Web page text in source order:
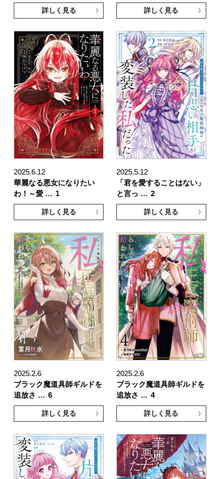
詳しく見る 詳しく見る
2025.6.12
華麗なる悪女になりたい
わ！～愛 … 1
詳しく見る
2025.5.12
「君を愛することはない」
と言っ … 2
詳しく見る
2025.2.6
ブラック魔道具師ギルドを
追放さ … 6
詳しく見る
2025.2.6
ブラック魔道具師ギルドを
追放さ … 4
詳しく見る